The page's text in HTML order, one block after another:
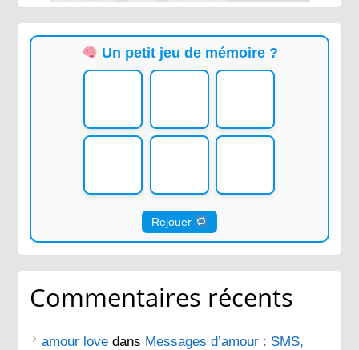
Un petit jeu de mémoire ?
Rejouer
Commentaires récents
amour love dans Messages d’amour : SMS,